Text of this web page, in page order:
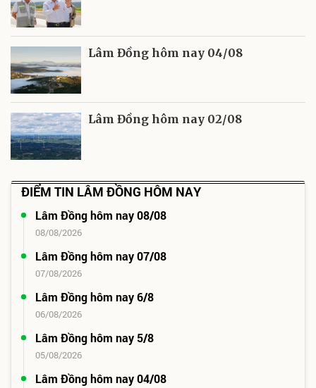
Lâm Đồng hôm nay 04/08
Lâm Đồng hôm nay 02/08
ĐIỂM TIN LÂM ĐỒNG HÔM NAY
Lâm Đồng hôm nay 08/08
08/08/2026
Lâm Đồng hôm nay 07/08
07/08/2026
Lâm Đồng hôm nay 6/8
06/08/2026
Lâm Đồng hôm nay 5/8
05/08/2026
Lâm Đồng hôm nay 04/08